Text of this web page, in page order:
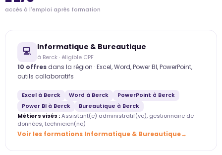
accès à l'emploi après formation
💻 Informatique & Bureautique
à Berck · éligible CPF
10 offres dans la région · Excel, Word, Power BI, PowerPoint,
outils collaboratifs
Excel à Berck Word à Berck
PowerPoint à Berck
Power BI à Berck
Bureautique à Berck
Métiers visés :Assistant(e) administratif(ve), gestionnaire de
données, technicien(ne)
Voir les formations Informatique & Bureautique